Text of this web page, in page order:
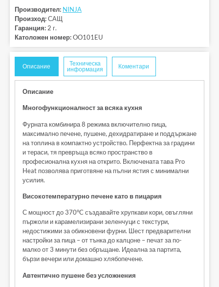
Производител: NINJA
Произход:САЩ
Гаранция:2 г.
Католожен номер:OO101EU
Описание
Техническа
информация
Коментари
Описание
Многофункционалност за всяка кухня
Фурната комбинира 8 режима включително пица,
максимално печене, пушене, дехидратиране и поддържане
на топлина в компактно устройство. Перфектна за градини
и тераси, тя превръща всяко пространство в
професионална кухня на открито. Включената тава Pro
Heat позволява приготвяне на пълни ястия с минимални
усилия.
Високотемпературно печене като в пицария
С мощност до 370°C създавайте хрупкави кори, овъгляни
пържоли и карамелизирани зеленчуци с текстури,
недостижими за обикновени фурни. Шест предварителни
настройки за пица – от тънка до калцоне – печат за по-
малко от 3 минути без обръщане. Идеална за партита,
бързи вечери или домашно хлябопечене.
Автентично пушене без усложнения